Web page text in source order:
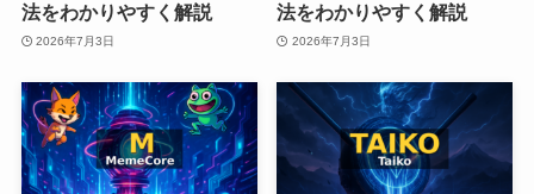
法をわかりやすく解説
2026年7月3日
法をわかりやすく解説
2026年7月3日